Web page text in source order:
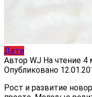
Дети
Автор WJ На чтение 4
Опубликовано
Рост и развитие